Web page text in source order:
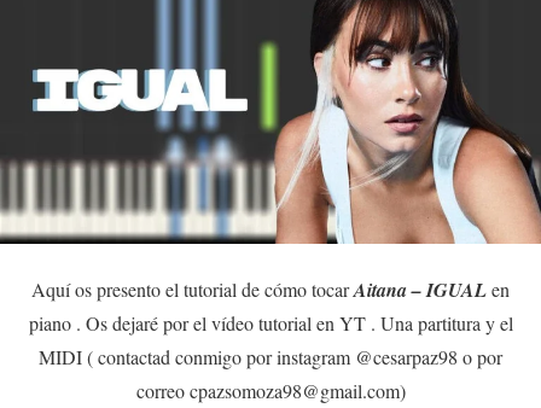
Aquí os presento el tutorial de cómo tocarAitana – IGUALen
piano . Os dejaré por el vídeo tutorial en YT . Una partitura y el
MIDI ( contactad conmigo por instagram @cesarpaz98 o por
correo cpazsomoza98@gmail.com)